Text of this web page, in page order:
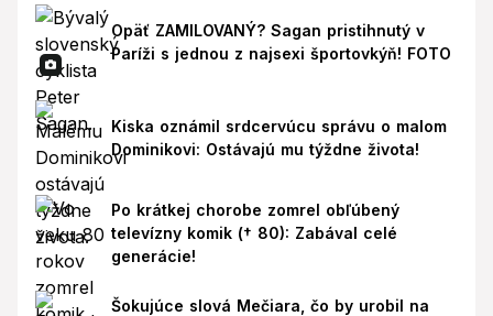
Opäť ZAMILOVANÝ? Sagan pristihnutý v
Paríži s jednou z najsexi športovkýň! FOTO
Kiska oznámil srdcervúcu správu o malom
Dominikovi: Ostávajú mu týždne života!
Po krátkej chorobe zomrel obľúbený
televízny komik († 80): Zabával celé
generácie!
Šokujúce slová Mečiara, čo by urobil na